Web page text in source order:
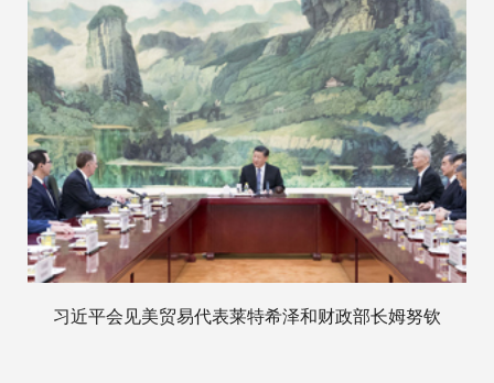
习近平会见美贸易代表莱特希泽和财政部长姆努钦